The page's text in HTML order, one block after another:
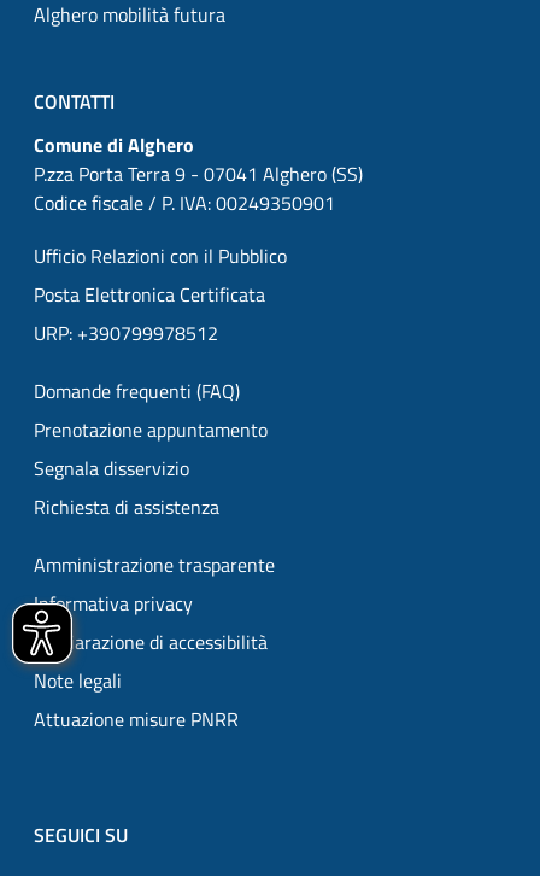
Alghero mobilità futura
CONTATTI
Comune di Alghero
P.zza Porta Terra 9 - 07041 Alghero (SS)
Codice fiscale / P. IVA: 00249350901
Ufficio Relazioni con il Pubblico
Posta Elettronica Certificata
URP: +390799978512
Domande frequenti (FAQ)
Prenotazione appuntamento
Segnala disservizio
Richiesta di assistenza
Amministrazione trasparente
Informativa privacy
Dichiarazione di accessibilità
Note legali
Attuazione misure PNRR
SEGUICI SU